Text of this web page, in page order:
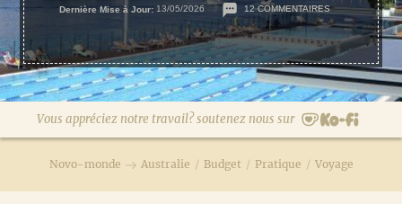
Vous appréciez notre travail? soutenez nous sur
Novo-monde Australie / Budget / Pratique / Voyage
Dernière Mise à Jour: 13/05/2026 12 COMMENTAIRES